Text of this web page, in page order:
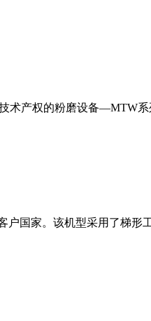
产权的粉磨设备—MTW
国家。该机型采用了梯